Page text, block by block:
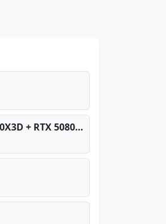
PC TOP en tiempos de Crisis DDR5 + 9800X3D + RTX 5080 [2026][2400€]